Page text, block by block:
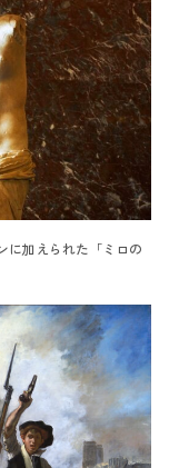
に加えられた「ミロの